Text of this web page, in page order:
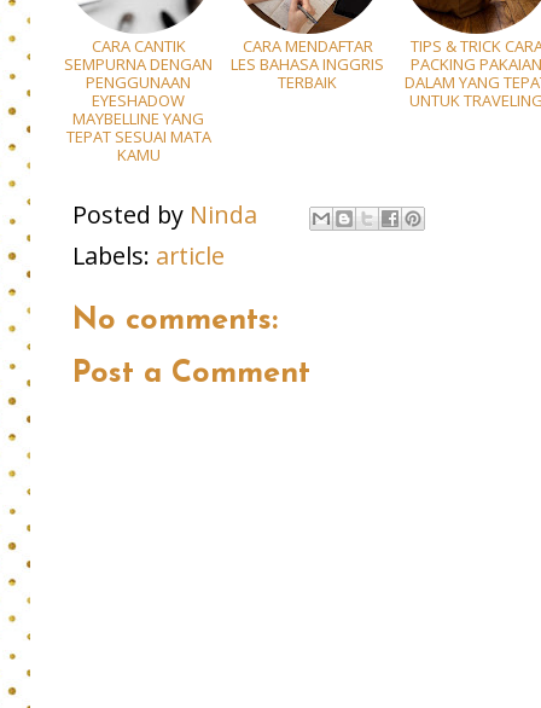
CARA CANTIK
SEMPURNA DENGAN
PENGGUNAAN
EYESHADOW
MAYBELLINE YANG
TEPAT SESUAI MATA
KAMU
CARA MENDAFTAR
LES BAHASA INGGRIS
TERBAIK
TIPS & TRICK
PACKING
DALAM YANG
UNTUK
Posted by Ninda
Labels: article
No comments:
Post a Comment